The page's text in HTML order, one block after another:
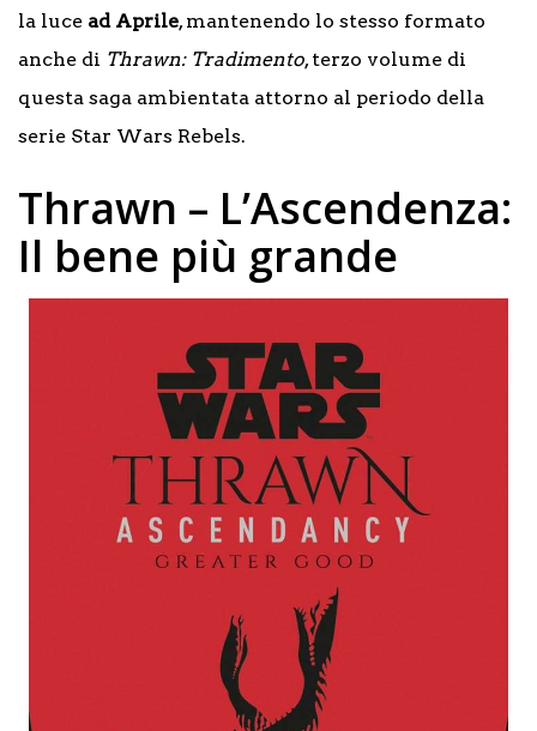
la luce ad Aprile, mantenendo lo stesso formato
anche di Thrawn: Tradimento, terzo volume di
questa saga ambientata attorno al periodo della
serie Star Wars Rebels.
Thrawn – L’Ascendenza:
Il bene più grande